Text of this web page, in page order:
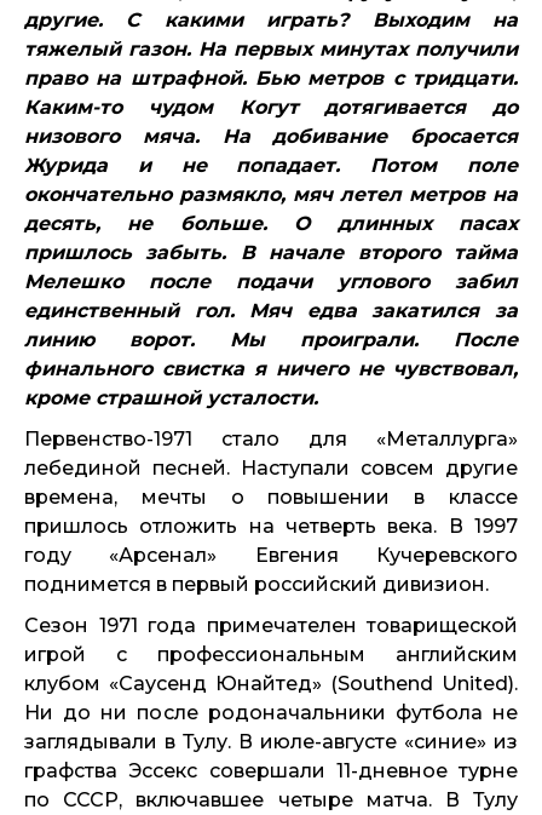
другие. С какими играть? Выходим на
тяжелый газон. На первых минутах получили
право на штрафной. Бью метров с тридцати.
Каким-то чудом Когут дотягивается до
низового мяча. На добивание бросается
Журида и не попадает. Потом поле
окончательно размякло, мяч летел метров на
десять, не больше. О длинных пасах
пришлось забыть. В начале второго тайма
Мелешко после подачи углового забил
единственный гол. Мяч едва закатился за
линию ворот. Мы проиграли. После
финального свистка я ничего не чувствовал,
кроме страшной усталости.
Первенство-1971 стало для «Металлурга»
лебединой песней. Наступали совсем другие
времена, мечты о повышении в классе
пришлось отложить на четверть века. В 1997
году «Арсенал» Евгения Кучеревского
поднимется в первый российский дивизион.
Сезон 1971 года примечателен товарищеской
игрой с профессиональным английским
клубом «Саусенд Юнайтед» (Southend United).
Ни до ни после родоначальники футбола не
заглядывали в Тулу. В июле-августе «синие» из
графства Эссекс совершали 11-дневное турне
по СССР, включавшее четыре матча. В Тулу